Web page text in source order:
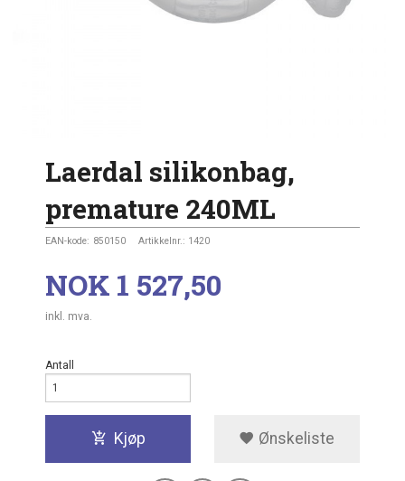
Laerdal silikonbag,
premature 240ML
EAN-kode: 850150 Artikkelnr.: 1420
Pris
NOK 1 527,50
inkl. mva.
Antall
Kjøp Ønskeliste